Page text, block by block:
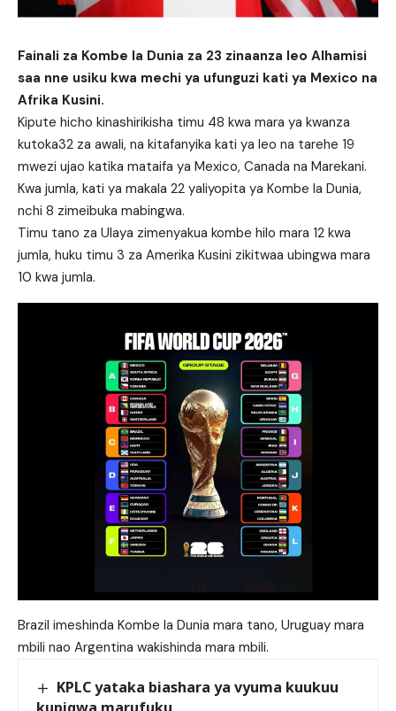
Fainali za Kombe la Dunia za 23 zinaanza leo Alhamisi
saa nne usiku kwa mechi ya ufunguzi kati ya Mexico na
Afrika Kusini.
Kipute hicho kinashirikisha timu 48 kwa mara ya kwanza
kutoka32 za awali, na kitafanyika kati ya leo na tarehe 19
mwezi ujao katika mataifa ya Mexico, Canada na Marekani.
Kwa jumla, kati ya makala 22 yaliyopita ya Kombe la Dunia,
nchi 8 zimeibuka mabingwa.
Timu tano za Ulaya zimenyakua kombe hilo mara 12 kwa
jumla, huku timu 3 za Amerika Kusini zikitwaa ubingwa mara
10 kwa jumla.
Brazil imeshinda Kombe la Dunia mara tano, Uruguay mara
mbili nao Argentina wakishinda mara mbili.
KPLC yataka biashara ya vyuma kuukuu